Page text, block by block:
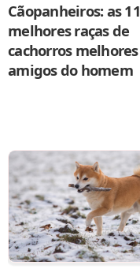
Cãopanheiros: as 11
melhores raças de
cachorros melhores
amigos do homem